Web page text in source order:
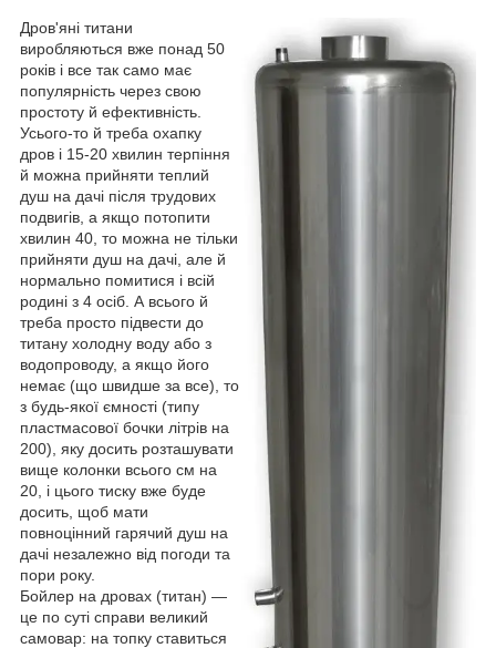
Дров'яні титани
виробляються вже понад 50
років і все так само має
популярність через свою
простоту й ефективність.
Усього-то й треба охапку
дров і 15-20 хвилин терпіння
й можна прийняти теплий
душ на дачі після трудових
подвигів, а якщо потопити
хвилин 40, то можна не тільки
прийняти душ на дачі, але й
нормально помитися і всій
родині з 4 осіб. А всього й
треба просто підвести до
титану холодну воду або з
водопроводу, а якщо його
немає (що швидше за все), то
з будь-якої ємності (типу
пластмасової бочки літрів на
200), яку досить розташувати
вище колонки всього см на
20, і цього тиску вже буде
досить, щоб мати
повноцінний гарячий душ на
дачі незалежно від погоди та
пори року.
Бойлер на дровах (титан) —
це по суті справи великий
самовар: на топку ставиться